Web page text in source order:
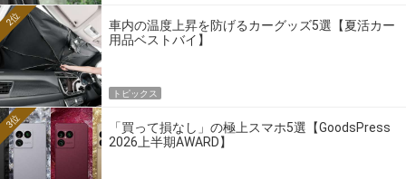
車内の温度上昇を防げるカーグッズ5選【夏活カー
用品ベストバイ】
2位
トピックス
「買って損なし」の極上スマホ5選【GoodsPress
2026上半期AWARD】
3位